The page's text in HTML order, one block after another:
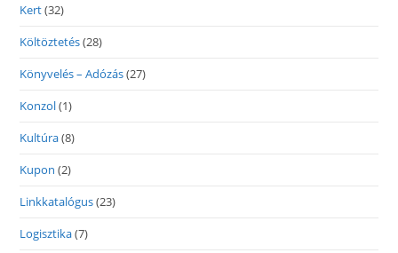
Kert(32)
Költöztetés(28)
Könyvelés – Adózás(27)
Konzol(1)
Kultúra(8)
Kupon (2)
Linkkatalógus(23)
Logisztika(7)